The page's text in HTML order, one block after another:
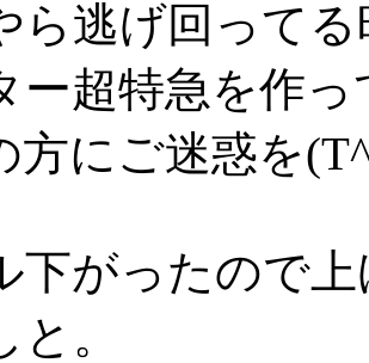
ら逃げ回って
ー超特急を作
方にご迷惑を
下がったので
と。